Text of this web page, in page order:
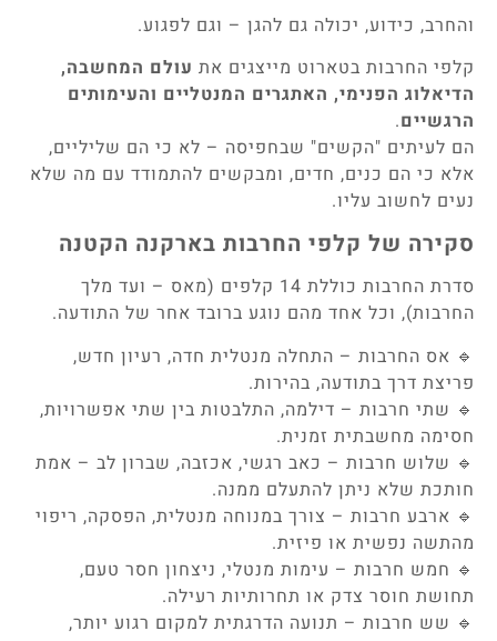
והחרב, כידוע, יכולה גם להגן – וגם לפגוע.
קלפי החרבות בטארוט מייצגים את עולם המחשבה,
הדיאלוג הפנימי, האתגרים המנטליים והעימותים
הרגשיים.
הם לעיתים "הקשים" שבחפיסה – לא כי הם שליליים,
אלא כי הם כנים, חדים, ומבקשים להתמודד עם מה שלא
נעים לחשוב עליו.
סקירה של קלפי החרבות בארקנה הקטנה
סדרת החרבות כוללת 14 קלפים (מאס – ועד מלך
החרבות), וכל אחד מהם נוגע ברובד אחר של התודעה.
🔹 אס החרבות – התחלה מנטלית חדה, רעיון חדש,
פריצת דרך בתודעה, בהירות.
🔹 שתי חרבות – דילמה, התלבטות בין שתי אפשרויות,
חסימה מחשבתית זמנית.
🔹 שלוש חרבות – כאב רגשי, אכזבה, שברון לב – אמת
חותכת שלא ניתן להתעלם ממנה.
🔹 ארבע חרבות – צורך במנוחה מנטלית, הפסקה, ריפוי
מהתשה נפשית או פיזית.
🔹 חמש חרבות – עימות מנטלי, ניצחון חסר טעם,
תחושת חוסר צדק או תחרותיות רעילה.
🔹 שש חרבות – תנועה הדרגתית למקום רגוע יותר,